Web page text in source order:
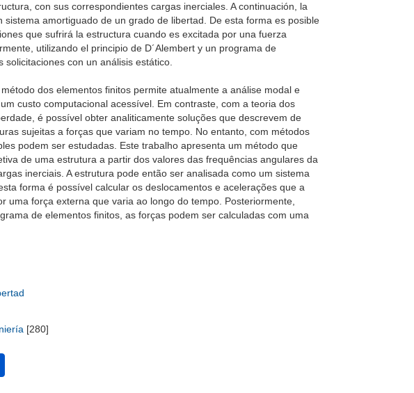
con sus correspondientes cargas inerciales. A continuación, la
amortiguado de un grado de libertad. De esta forma es posible
que sufrirá la estructura cuando es excitada por una fuerza
utilizando el principio de D´Alembert y un programa de
con un análisis estático.
dos elementos finitos permite atualmente a análise modal e
custo computacional acessível. Em contraste, com a teoria dos
é possível obter analiticamente soluções que descrevem de
sujeitas a forças que variam no tempo. No entanto, com métodos
podem ser estudadas. Este trabalho apresenta um método que
de uma estrutura a partir dos valores das frequências angulares da
inerciais. A estrutura pode então ser analisada como um sistema
forma é possível calcular os deslocamentos e acelerações que a
uma força externa que varia ao longo do tempo. Posteriormente,
de elementos finitos, as forças podem ser calculadas com uma
[280]